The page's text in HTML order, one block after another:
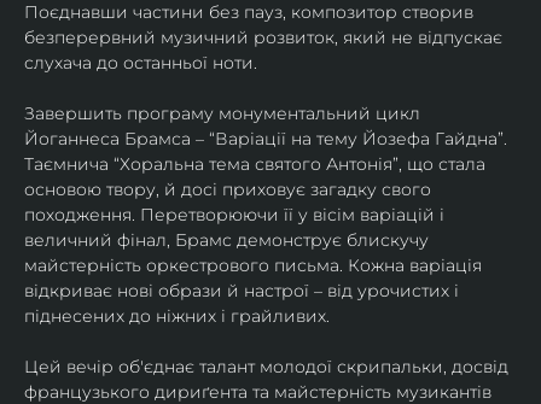
Поєднавши частини без пауз, композитор створив
безперервний музичний розвиток, який не відпускає
слухача до останньої ноти.
Завершить програму монументальний цикл
Йоганнеса Брамса – “Варіації на тему Йозефа Гайдна”.
Таємнича “Хоральна тема святого Антонія”, що стала
основою твору, й досі приховує загадку свого
походження. Перетворюючи її у вісім варіацій і
величний фінал, Брамс демонструє блискучу
майстерність оркестрового письма. Кожна варіація
відкриває нові образи й настрої – від урочистих і
піднесених до ніжних і грайливих.
Цей вечір об'єднає талант молодої скрипальки, досвід
французького дириґента та майстерність музикантів